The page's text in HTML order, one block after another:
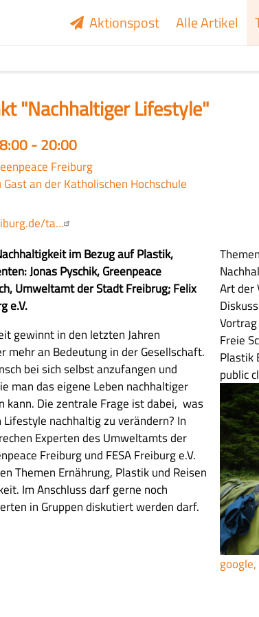
Aktionspost Alle Artikel
"Nachhaltiger Lifestyle"
- 20:00
Freiburg
Gast an der Katholischen Hochschule
ta…
im Bezug auf Plastik,
Jonas Pyschik, Greenpeace
Umweltamt der Stadt Freibrug; Felix
e.V.
Themen
Art der
Freie
Plastik
public
gewinnt in den letzten Jahren
mehr an Bedeutung in der Gesellschaft.
bei sich selbst anzufangen und
man das eigene Leben nachhaltiger
kann. Die zentrale Frage ist dabei, was
nachhaltig zu verändern? In
Experten des Umweltamts der
Freiburg und FESA Freiburg e.V.
Themen Ernährung, Plastik und Reisen
Im Anschluss darf gerne noch
in Gruppen diskutiert werden darf.